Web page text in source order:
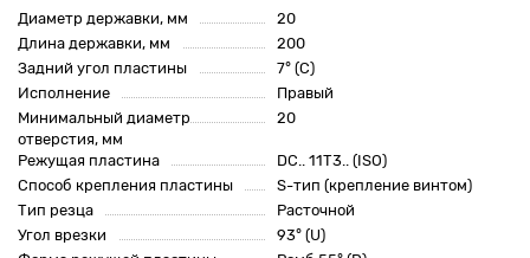
Диаметр державки, мм
20
Длина державки, мм
200
Задний угол пластины
7° (C)
Исполнение
Правый
Минимальный диаметр
отверстия, мм
20
Режущая пластина
DC.. 11T3.. (ISO)
Способ крепления пластины
S-тип (крепление винтом)
Тип резца
Расточной
Угол врезки
93° (U)